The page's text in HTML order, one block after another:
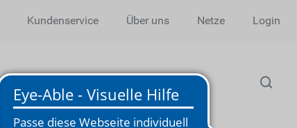
Kundenservice Über uns Netze Login